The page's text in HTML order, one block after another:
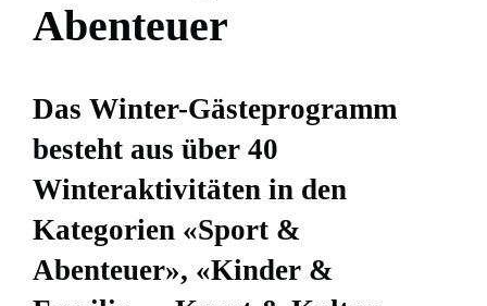
Abenteuer
Das Winter-Gästeprogramm
besteht aus über 40
Winteraktivitäten in den
Kategorien «Sport &
Abenteuer», «Kinder &